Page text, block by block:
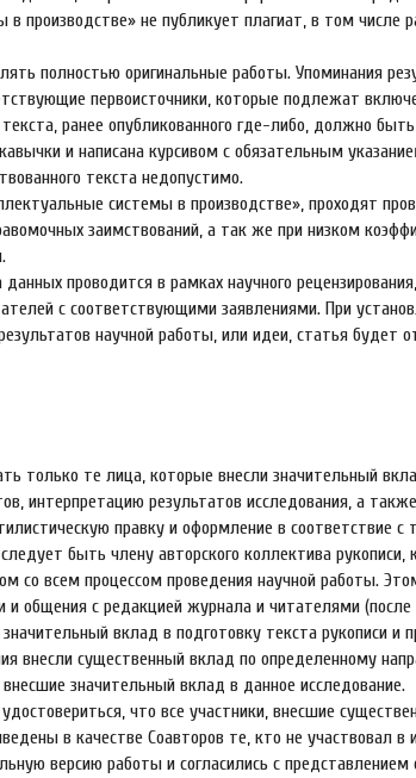
производстве» не публикует плагиат, в том числе
полностью оригинальные работы. Упоминания
первоисточники, которые подлежат
ранее опубликованного где-либо, должно
и написана курсивом с обязательным
текста недопустимо.
системы в производстве», проходят
заимствований, а так же при низком
проводится в рамках научного
с соответствующими заявлениями. При
научной работы, или идеи, статья будет
только те лица, которые внесли значительный
интерпретацию результатов исследования, а
правку и оформление в соответствие с
быть члену авторского коллектива
со всем процессом проведения научной работы.
и общения с редакцией журнала и читателями (после
вклад в подготовку текста рукописи и
внесли существенный вклад по определенному
значительный вклад в данное исследование.
что все участники, внесшие
в качестве Соавторов те, кто не участвовал в
версию работы и согласились с представлением